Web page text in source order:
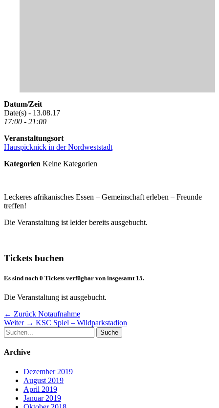
Datum/Zeit
Date(s) - 13.08.17
17:00 - 21:00
Veranstaltungsort
Hauspicknick in der Nordweststadt
Kategorien Keine Kategorien
Leckeres afrikanisches Essen – Gemeinschaft erleben – Freunde
treffen!
Die Veranstaltung ist leider bereits ausgebucht.
Tickets buchen
Es sind noch 0 Tickets verfügbar von insgesamt 15.
Die Veranstaltung ist ausgebucht.
Beitragsnavigation
← Zurück Vorheriger
Beitrag:
Notaufnahme
Weiter → Nächster
KSC Spiel – Wildparkstadion
Suche
nach:
Archive
Dezember 2019
August 2019
April 2019
Januar 2019